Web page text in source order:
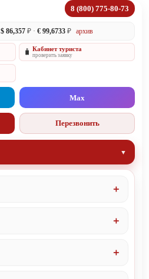
8 (800) 775-80-73
$ 86,357 ₽ · € 99,6733 ₽ архив
🧳 Кабинет туриста
проверить заявку
Max
Перезвонить